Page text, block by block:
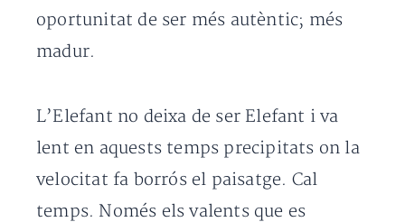
oportunitat de ser més autèntic; més
madur.
L’Elefant no deixa de ser Elefant i va
lent en aquests temps precipitats on la
velocitat fa borrós el paisatge. Cal
temps. Només els valents que es